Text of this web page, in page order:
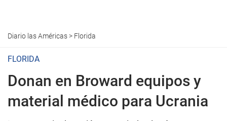
Diario las Américas> Florida
FLORIDA
Donan en Broward equipos y
material médico para Ucrania